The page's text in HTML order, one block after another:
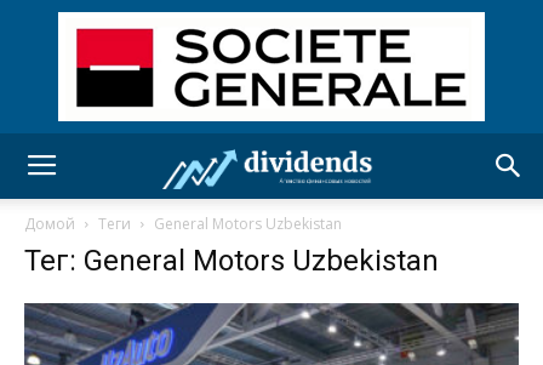
Домой Теги General Motors Uzbekistan
Тег: General Motors Uzbekistan